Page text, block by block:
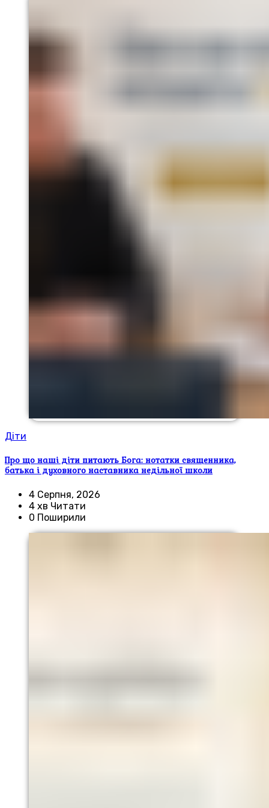
Діти
Про що наші діти питають Бога: нотатки священника,
батька і духовного наставника недільної школи
4 Серпня, 2026
4 хв Читати
0 Поширили